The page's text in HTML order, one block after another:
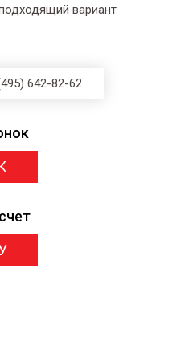
вариант
642-82-62